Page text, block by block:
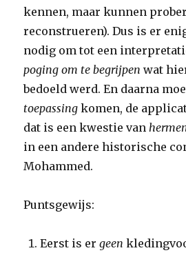
kennen, maar kunnen
reconstrueren). Dus is er
nodig om tot een
poging om te begrijpenwat
bedoeld werd. En daarna
toepassingkomen, de
dat is een kwestie van
in een andere historische
Mohammed.
Puntsgewijs:
Eerst is ergeen